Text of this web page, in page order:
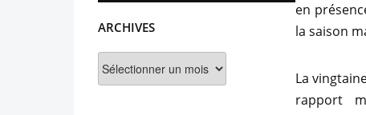
ARCHIVES
en
la saison
La
rapport